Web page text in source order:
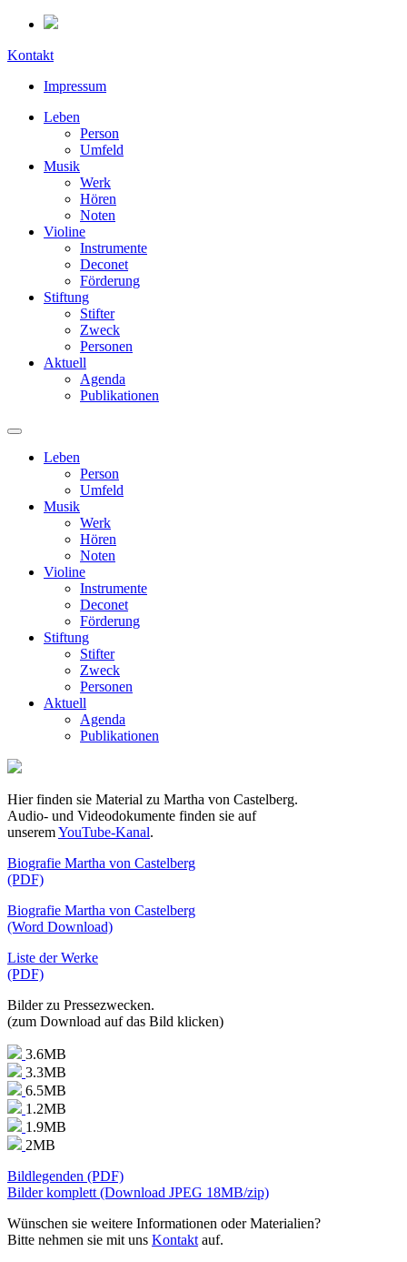
Kontakt
Impressum
Leben
Person
Umfeld
Musik
Werk
Hören
Noten
Violine
Instrumente
Deconet
Förderung
Stiftung
Stifter
Zweck
Personen
Aktuell
Agenda
Publikationen
Leben
Person
Umfeld
Musik
Werk
Hören
Noten
Violine
Instrumente
Deconet
Förderung
Stiftung
Stifter
Zweck
Personen
Aktuell
Agenda
Publikationen
Hier finden sie Material zu Martha von Castelberg.
Audio- und Videodokumente finden sie auf
unseremYouTube-Kanal.
Biografie Martha von Castelberg
(PDF)
Biografie Martha von Castelberg
(Word Download)
Liste der Werke
(PDF)
Bilder zu Pressezwecken.
(zum Download auf das Bild klicken)
3.6MB
3.3MB
6.5MB
1.2MB
1.9MB
2MB
Bildlegenden (PDF)
Bilder komplett (Download JPEG 18MB/zip)
Wünschen sie weitere Informationen oder Materialien?
Bitte nehmen sie mit uns Kontakt auf.